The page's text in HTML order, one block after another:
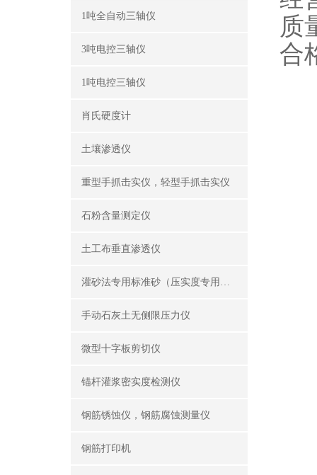
1吨全自动三轴仪
3吨电控三轴仪
1吨电控三轴仪
肖氏硬度计
土壤渗透仪
重型手抓击实仪，轻型手抓击实仪
石粉含量测定仪
土工布垂直渗透仪
灌砂法专用标准砂（压实度专用砂）
手动石灰土无侧限压力仪
微型十字板剪切仪
锚杆灌浆密实度检测仪
钢筋锈蚀仪，钢筋腐蚀测量仪
钢筋打印机
质
合